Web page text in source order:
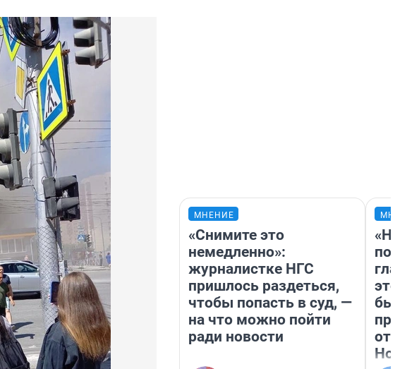
МНЕНИЕ
«Снимите это
немедленно»:
журналистке НГС
пришлось раздеться,
чтобы попасть в суд, —
на что можно пойти
ради новости
этого
бьет